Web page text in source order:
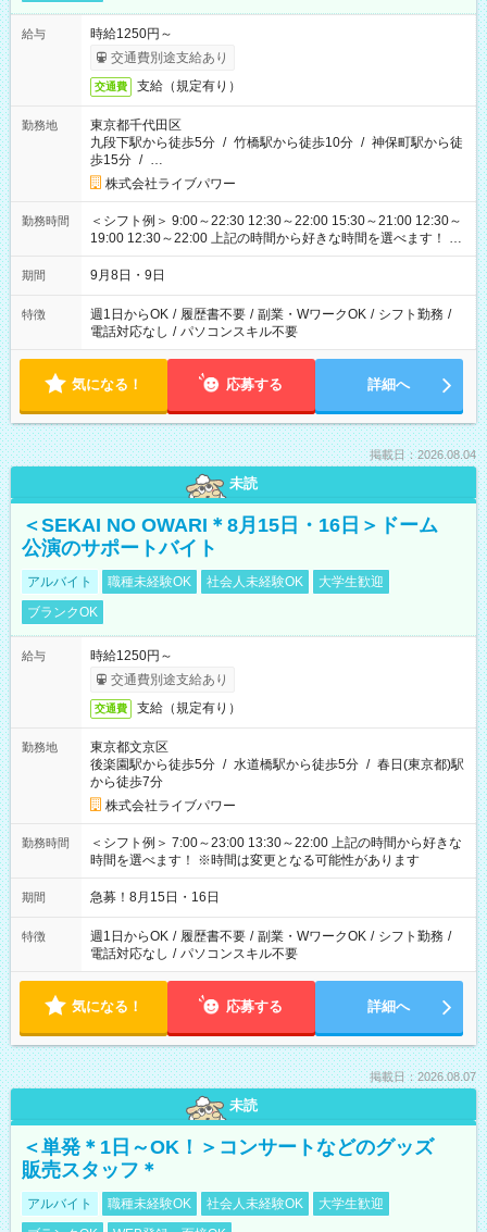
給与
時給1250円～
交通費別途支給あり
交通費 支給（規定有り）
勤務地
東京都千代田区
九段下駅から徒歩5分 / 竹橋駅から徒歩10分 / 神保町駅から徒
歩15分 / …
株式会社ライブパワー
勤務時間
＜シフト例＞ 9:00～22:30 12:30～22:00 15:30～21:00 12:30～
19:00 12:30～22:00 上記の時間から好きな時間を選べます！ ※
時間は変更となる可能性があります
期間 9月8日・9日
特徴 週1日からOK / 履歴書不要 / 副業・WワークOK / シフト勤務 /
電話対応なし / パソコンスキル不要
気になる！ 応募する 詳細へ
掲載日：2026.08.04
未読
＜SEKAI NO OWARI＊8月15日・16日＞ドーム
公演のサポートバイト
アルバイト 職種未経験OK 社会人未経験OK
大学生歓迎
ブランクOK
給与
時給1250円～
交通費別途支給あり
交通費 支給（規定有り）
勤務地
東京都文京区
後楽園駅から徒歩5分 / 水道橋駅から徒歩5分 / 春日(東京都)駅
から徒歩7分
株式会社ライブパワー
勤務時間
＜シフト例＞ 7:00～23:00 13:30～22:00 上記の時間から好きな
時間を選べます！ ※時間は変更となる可能性があります
期間 急募！8月15日・16日
特徴 週1日からOK / 履歴書不要 / 副業・WワークOK / シフト勤務 /
電話対応なし / パソコンスキル不要
気になる！ 応募する 詳細へ
掲載日：2026.08.07
未読
＜単発＊1日～OK！＞コンサートなどのグッズ
販売スタッフ＊
アルバイト 職種未経験OK 社会人未経験OK
大学生歓迎